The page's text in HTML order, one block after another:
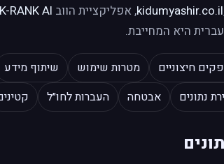
kidumyashir.co.il, אפליקציית הווב K-RANK AI
היא המחייבת.
חיצוניים מטרות שימוש שיתוף מידע
נתונים אבטחה העברות לחו״ל